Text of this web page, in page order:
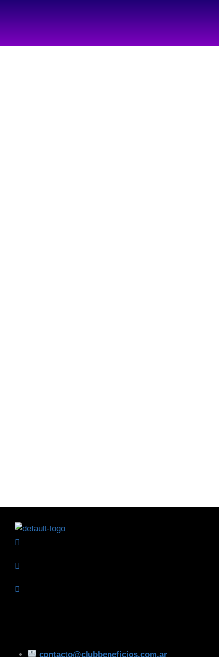
contacto@clubbeneficios.com.ar